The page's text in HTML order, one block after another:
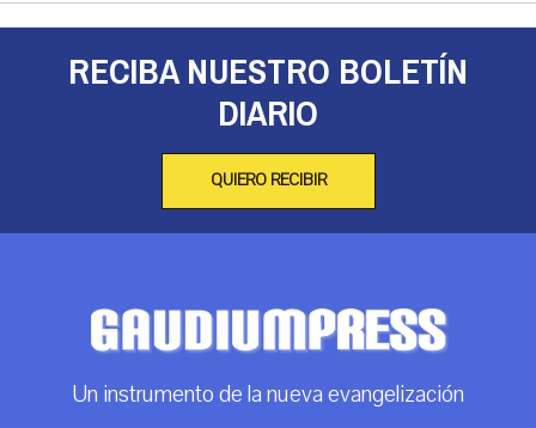
RECIBA NUESTRO BOLETÍN
DIARIO
QUIERO RECIBIR
Un instrumento de la nueva evangelización